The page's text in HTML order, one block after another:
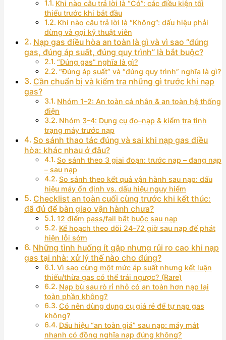
Khi nào câu trả lời là “Có”: các điều kiện tối
thiểu trước khi bắt đầu
Khi nào câu trả lời là “Không”: dấu hiệu phải
dừng và gọi kỹ thuật viên
Nạp gas điều hòa an toàn là gì và vì sao “đúng
gas, đúng áp suất, đúng quy trình” là bắt buộc?
“Đúng gas” nghĩa là gì?
“Đúng áp suất” và “đúng quy trình” nghĩa là gì?
Cần chuẩn bị và kiểm tra những gì trước khi nạp
gas?
Nhóm 1–2: An toàn cá nhân & an toàn hệ thống
điện
Nhóm 3–4: Dụng cụ đo–nạp & kiểm tra tình
trạng máy trước nạp
So sánh thao tác đúng và sai khi nạp gas điều
hòa: khác nhau ở đâu?
So sánh theo 3 giai đoạn: trước nạp – đang nạp
– sau nạp
So sánh theo kết quả vận hành sau nạp: dấu
hiệu máy ổn định vs. dấu hiệu nguy hiểm
Checklist an toàn cuối cùng trước khi kết thúc:
đã đủ để bàn giao vận hành chưa?
12 điểm pass/fail bắt buộc sau nạp
Kế hoạch theo dõi 24–72 giờ sau nạp để phát
hiện lỗi sớm
Những tình huống ít gặp nhưng rủi ro cao khi nạp
gas tại nhà: xử lý thế nào cho đúng?
Vì sao cùng một mức áp suất nhưng kết luận
thiếu/thừa gas có thể trái ngược? (Rare)
Nạp bù sau rò rỉ nhỏ có an toàn hơn nạp lại
toàn phần không?
Có nên dùng dụng cụ giá rẻ để tự nạp gas
không?
Dấu hiệu “an toàn giả” sau nạp: máy mát
nhanh có đồng nghĩa nạp đúng không?